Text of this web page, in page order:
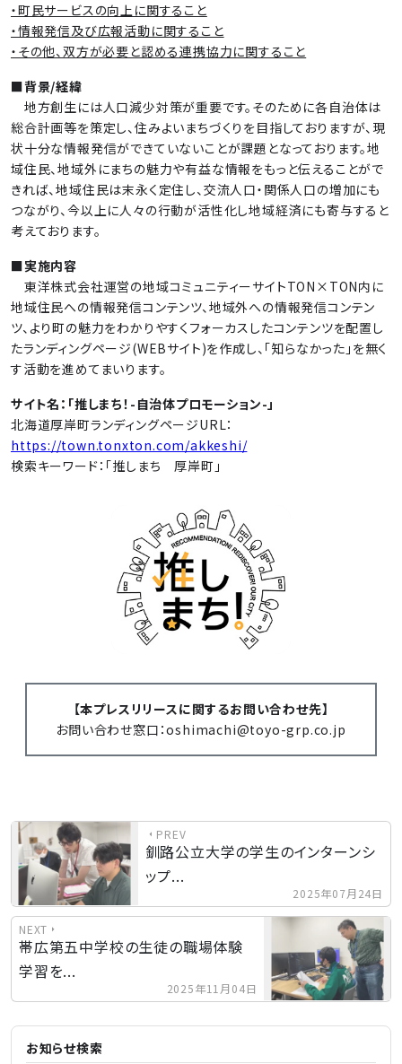
・町民サービスの向上に関すること
・情報発信及び広報活動に関すること
・その他、双方が必要と認める連携協力に関すること
■背景/経緯
地方創生には人口減少対策が重要です。そのために各自治体は
総合計画等を策定し、住みよいまちづくりを目指しておりますが、現
状十分な情報発信ができていないことが課題となっております。地
域住民、地域外にまちの魅力や有益な情報をもっと伝えることがで
きれば、地域住民は末永く定住し、交流人口・関係人口の増加にも
つながり、今以上に人々の行動が活性化し地域経済にも寄与すると
考えております。
■実施内容
東洋株式会社運営の地域コミュニティーサイトTON×TON内に
地域住民への情報発信コンテンツ、地域外への情報発信コンテン
ツ、より町の魅力をわかりやすくフォーカスしたコンテンツを配置し
たランディングページ(WEBサイト)を作成し、「知らなかった」を無く
す活動を進めてまいります。
サイト名：「推しまち！-自治体プロモーション-」
北海道厚岸町ランディングページURL：
https://town.tonxton.com/akkeshi/
検索キーワード：「推しまち 厚岸町」
【本プレスリリースに関するお問い合わせ先】
お問い合わせ窓口：oshimachi@toyo-grp.co.jp
PREV
釧路公立大学の学生のインターンシ
ップ...
2025年07月24日
NEXT
帯広第五中学校の生徒の職場体験
学習を...
2025年11月04日
お知らせ検索